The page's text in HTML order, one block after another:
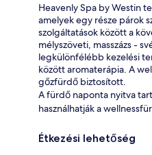
Heavenly Spa by Westin
amelyek egy része párok
szolgáltatások között a
mélyszöveti, masszázs -
legkülönfélébb kezelési
között aromaterápia. A
gőzfürdő biztosított.
A fürdő naponta nyitva
használhatják a
Étkezési lehetőség